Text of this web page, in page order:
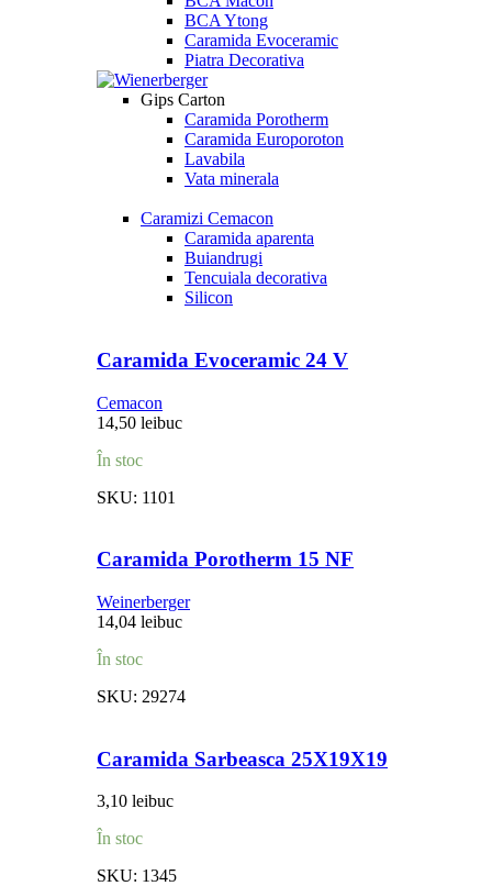
BCA Ytong
Caramida Evoceramic
Piatra Decorativa
Gips Carton
Caramida Porotherm
Caramida Europoroton
Lavabila
Vata minerala
Caramizi Cemacon
Caramida aparenta
Buiandrugi
Tencuiala decorativa
Silicon
Caramida Evoceramic 24 V
Cemacon
14,50 leibuc
În stoc
SKU: 1101
Caramida Porotherm 15 NF
Weinerberger
14,04 leibuc
În stoc
SKU: 29274
Caramida Sarbeasca 25X19X19
3,10 leibuc
În stoc
SKU: 1345